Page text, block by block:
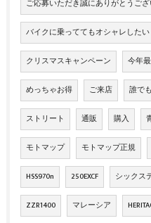
ご応募いただき誠にありがとうご
バイクに乗っててもオシャレしたい
クリスマスキャンペーン 今年
めっちゃお得 ご来店 誰で
ストリート 通販 購入
モトマップ モトマップ正規
HSS970n 250EXCF シックス
ZZR1400 マレーシア